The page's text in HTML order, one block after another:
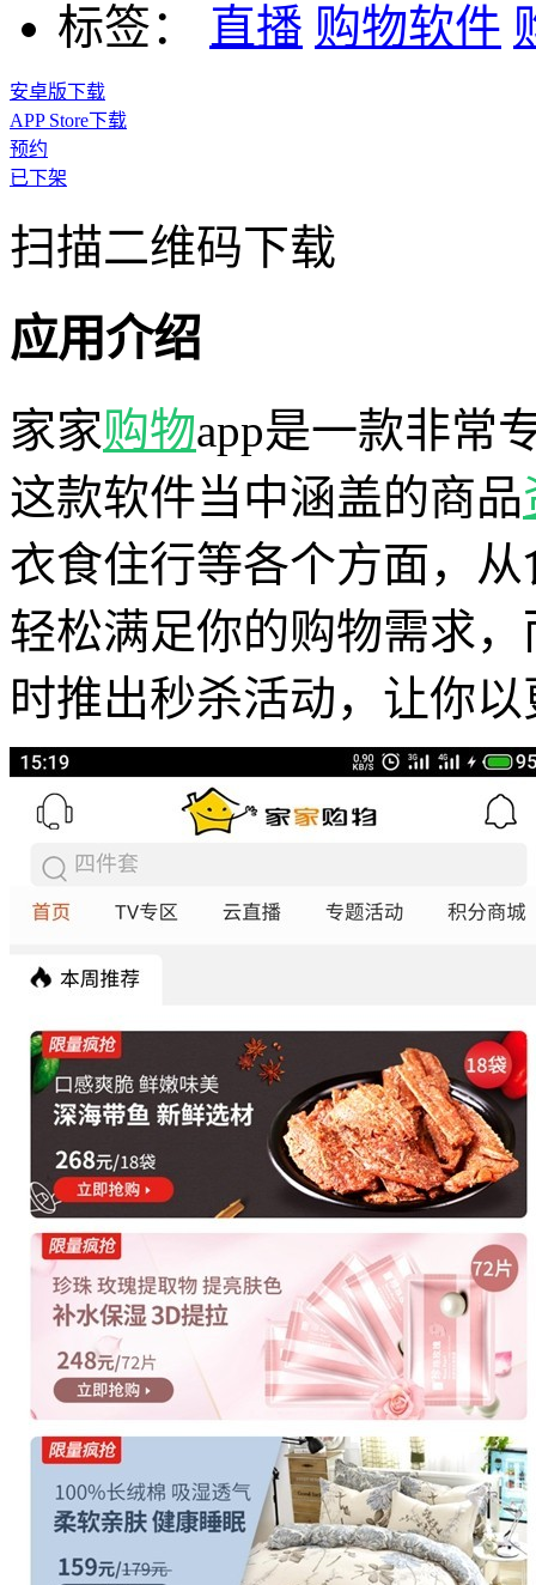
标签：
直播 购物软件
安卓版下载
APP Store下载
预约
已下架
扫描二维码下载
应用介绍
家家购物app是一款非常
这款软件当中涵盖的商品
衣食住行等各个方面，
轻松满足你的购物需求
时推出秒杀活动，让你